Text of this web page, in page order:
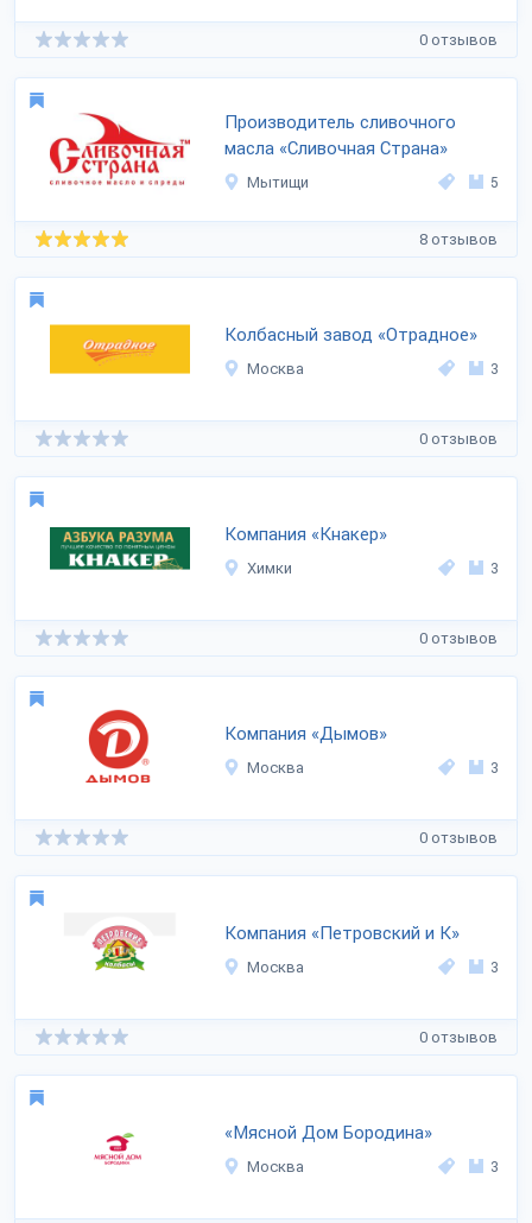
0 отзывов
Производитель сливочного
масла «Сливочная Страна»
Мытищи 5
8 отзывов
Колбасный завод «Отрадное»
Москва 3
0 отзывов
Компания «Кнакер»
Химки 3
0 отзывов
Компания «Дымов»
Москва 3
0 отзывов
Компания «Петровский и К»
Москва 3
0 отзывов
«Мясной Дом Бородина»
Москва 3